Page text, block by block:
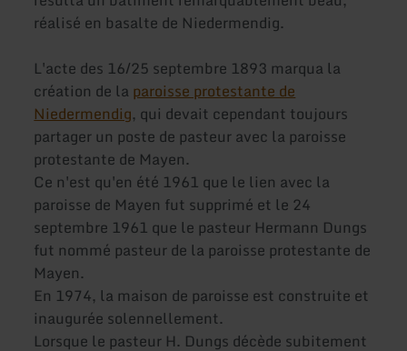
réalisé en basalte de Niedermendig.
L'acte des 16/25 septembre 1893 marqua la
création de la paroisse protestante de
Niedermendig, qui devait cependant toujours
partager un poste de pasteur avec la paroisse
protestante de Mayen.
Ce n'est qu'en été 1961 que le lien avec la
paroisse de Mayen fut supprimé et le 24
septembre 1961 que le pasteur Hermann Dungs
fut nommé pasteur de la paroisse protestante de
Mayen.
En 1974, la maison de paroisse est construite et
inaugurée solennellement.
Lorsque le pasteur H. Dungs décède subitement